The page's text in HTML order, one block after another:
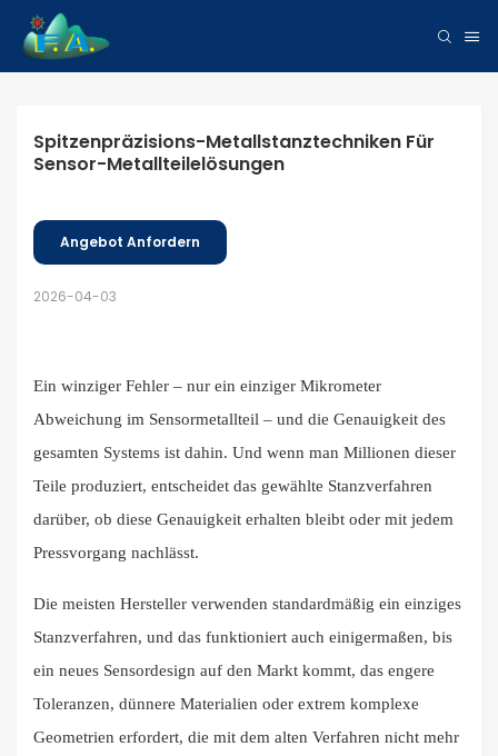
Spitzenpräzisions-Metallstanztechniken Für
Sensor-Metallteilelösungen
Angebot Anfordern
2026-04-03
Ein winziger Fehler – nur ein einziger Mikrometer
Abweichung im Sensormetallteil – und die Genauigkeit des
gesamten Systems ist dahin. Und wenn man Millionen dieser
Teile produziert, entscheidet das gewählte Stanzverfahren
darüber, ob diese Genauigkeit erhalten bleibt oder mit jedem
Pressvorgang nachlässt.
Die meisten Hersteller verwenden standardmäßig ein einziges
Stanzverfahren, und das funktioniert auch einigermaßen, bis
ein neues Sensordesign auf den Markt kommt, das engere
Toleranzen, dünnere Materialien oder extrem komplexe
Geometrien erfordert, die mit dem alten Verfahren nicht mehr